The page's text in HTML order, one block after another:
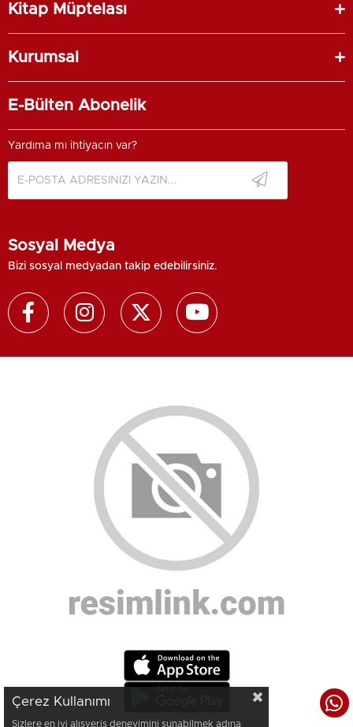
Kitap Müptelası
Kurumsal
E-Bülten Abonelik
Yardıma mı ihtiyacın var?
Sosyal Medya
Bizi sosyal medyadan takip edebilirsiniz.
Çerez Kullanımı
Sizlere en iyi alışveriş deneyimini sunabilmek adına